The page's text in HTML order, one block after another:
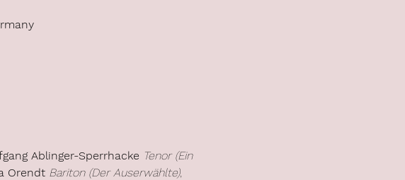
Ablinger-Sperrhacke Tenor (Ein
Orendt Bariton (Der Auserwählte),